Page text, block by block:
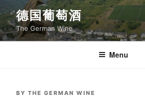
to
content
德国葡萄酒
The German Wine
Menu
POSTED
BY THE GERMAN WINE